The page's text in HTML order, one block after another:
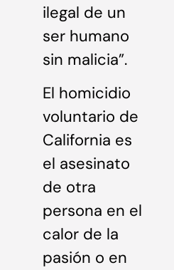
ilegal de un
ser humano
sin malicia”.
El homicidio
voluntario de
California es
el asesinato
de otra
persona en el
calor de la
pasión o en